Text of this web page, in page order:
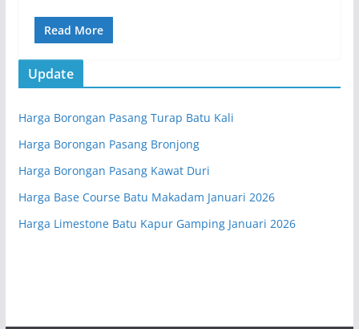
Read More
Update
Harga Borongan Pasang Turap Batu Kali
Harga Borongan Pasang Bronjong
Harga Borongan Pasang Kawat Duri
Harga Base Course Batu Makadam Januari 2026
Harga Limestone Batu Kapur Gamping Januari 2026